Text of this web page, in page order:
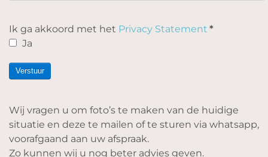
Ik ga akkoord met het Privacy Statement *
Ja
Verstuur
Wij vragen u om foto’s te maken van de huidige
situatie en deze te mailen of te sturen via whatsapp,
voorafgaand aan uw afspraak.
Zo kunnen wij u nog beter advies geven.